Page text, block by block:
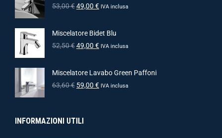
53,00€49,00 € IVA inclusa
Miscelatore Bidet Blu
52,50€49,00 € IVA inclusa
Miscelatore Lavabo Green Paffoni
63,60€ 59,00 € IVA inclusa
INFORMAZIONI UTILI